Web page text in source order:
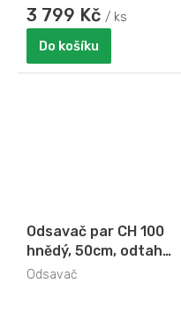
3 799 Kč / ks
Do košíku
Odsavač par CH 100
hnědý, 50cm, odtah
levý
Odsavač